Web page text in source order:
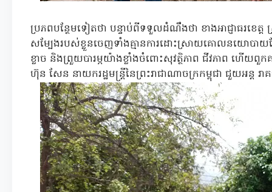
ប្រភពបន្ថែមទៀតថា បន្ទាប់ពីទទួលដំណឹងថា ខាងអាជ្ញាធរខេត្ត
សម្បែងរបស់ខ្លួនចេញទាំងគ្មានការដោះស្រាយគោលនយោបាយប
ខ្លាច និងព្រួយបារម្ភយ៉ាងខ្លាំងចំពោះសុវត្ថិភាព ជីវភាព ហើយ
ហ៊ុន សែន នាយករដ្ឋមន្រ្តីនៃព្រះរាជាណាចក្រកម្ពុជា ជួយអន្ត រ